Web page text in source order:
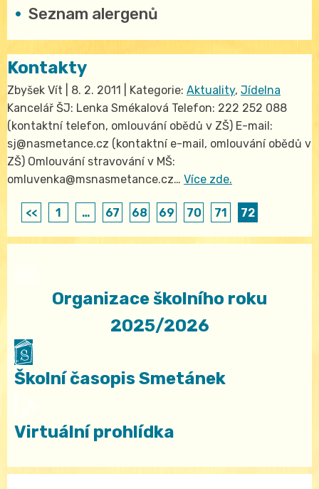
Seznam alergenů
Kontakty
Zbyšek Vít 8. 2. 2011 | Kategorie: Aktuality, Jídelna
Kancelář ŠJ: Lenka Smékalová Telefon: 222 252 088
(kontaktní telefon, omlouvání obědů v ZŠ) E-mail:
sj@nasmetance.cz (kontaktní e-mail, omlouvání obědů v
ZŠ) Omlouvání stravování v MŠ:
omluvenka@msnasmetance.cz… Více zde.
<< 1 … 67 68 69 70 71 72
Organizace školního roku
2025/2026
Školní časopis Smetánek
Virtuální prohlídka